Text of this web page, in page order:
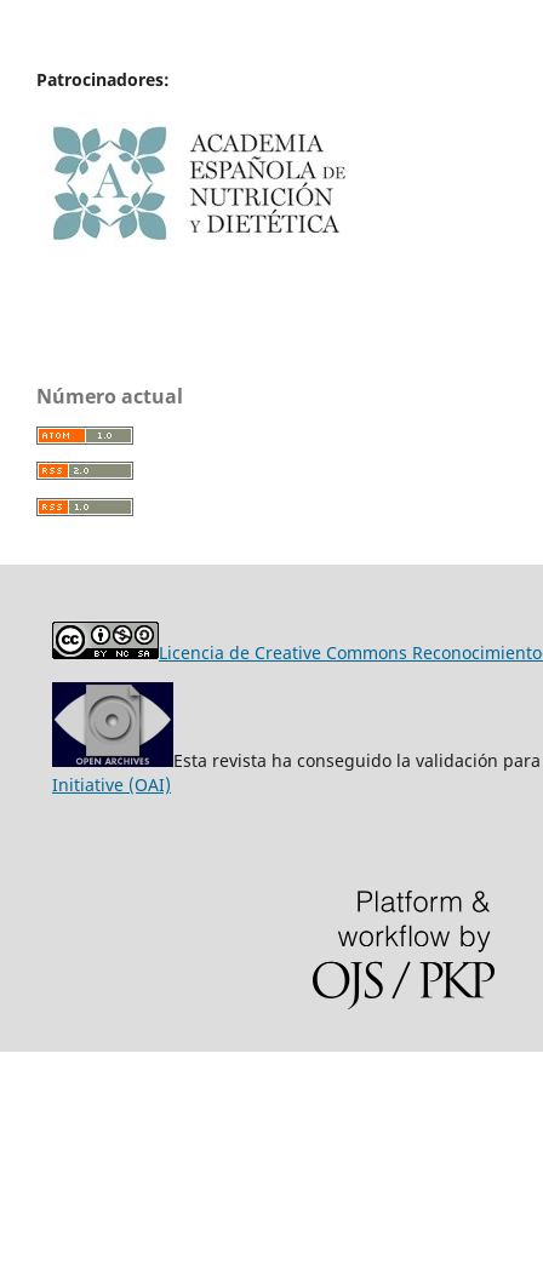
Patrocinadores:
Número actual
Licencia de Creative Commons
Esta revista ha conseguido la validación
Initiative (OAI)